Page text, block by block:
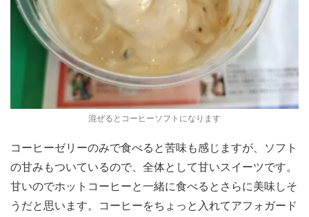
混ぜるとコーヒーソフトになります
コーヒーゼリーのみで食べると苦味も感じますが、ソフト
の甘みもついているので、全体として甘いスイーツです。
甘いのでホットコーヒーと一緒に食べるとさらに美味しそ
うだと思います。コーヒーをちょっと入れてアフォガード